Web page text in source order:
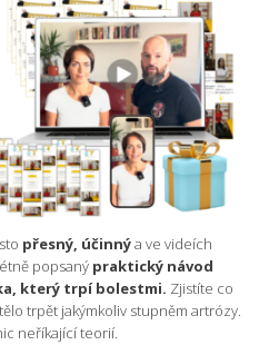
přesný, účinnýa ve videích
popsaný praktický návod
který trpí bolestmi. Zjistíte co
trpět jakýmkoliv stupněm artrózy.
neříkající teorií.